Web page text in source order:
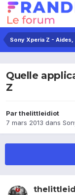
Sony Xperia Z -
Quelle
Z
Parthelittleidiot
7 mars 2013 dans